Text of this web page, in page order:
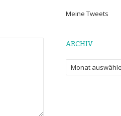
Meine Tweets
ARCHIV
Archiv